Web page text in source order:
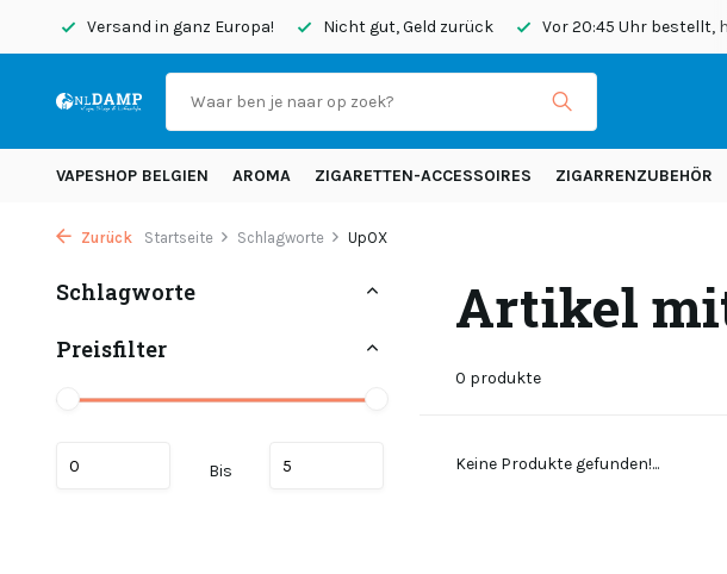
Versand in ganz Europa! Nicht gut, Geld zurück Vor 20:45 Uhr bestellt,
VAPESHOP BELGIEN AROMA ZIGARETTEN-ACCESSOIRES ZIGARRENZUBEHÖR
Zurück Startseite Schlagworte UpOX
Schlagworte
Preisfilter
Bis
Artikel
0 produkte
Keine Produkte gefunden!...